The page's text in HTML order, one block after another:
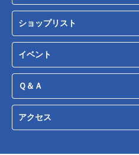
ショップリスト
イベント
Ｑ＆Ａ
アクセス